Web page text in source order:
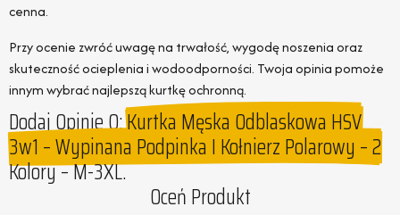
cenna.
Przy ocenie zwróć uwagę na trwałość, wygodę noszenia oraz
skuteczność ocieplenia i wodoodporności. Twoja opinia pomoże
innym wybrać najlepszą kurtkę ochronną.
Dodaj Opinie O:Kurtka Męska Odblaskowa HSV
3w1 – Wypinana Podpinka I Kołnierz Polarowy – 2
Kolory – M-3XL.
Oceń Produkt